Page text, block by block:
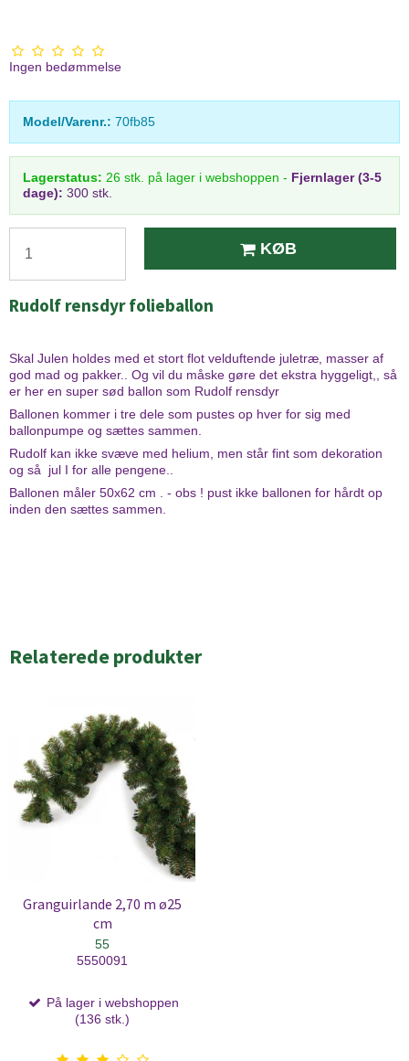
Ingen bedømmelse
Model/Varenr.: 70fb85
Lagerstatus: 26 stk. på lager i webshoppen - Fjernlager (3-5
dage): 300 stk.
KØB
Rudolf rensdyr folieballon
Skal Julen holdes med et stort flot velduftende juletræ, masser af
god mad og pakker.. Og vil du måske gøre det ekstra hyggeligt,, så
er her en super sød ballon som Rudolf rensdyr
Ballonen kommer i tre dele som pustes op hver for sig med
ballonpumpe og sættes sammen.
Rudolf kan ikke svæve med helium, men står fint som dekoration
og så jul I for alle pengene..
Ballonen måler 50x62 cm . - obs ! pust ikke ballonen for hårdt op
inden den sættes sammen.
Relaterede produkter
Granguirlande 2,70 m ø25
cm
55
5550091
På lager i webshoppen
(136 stk.)